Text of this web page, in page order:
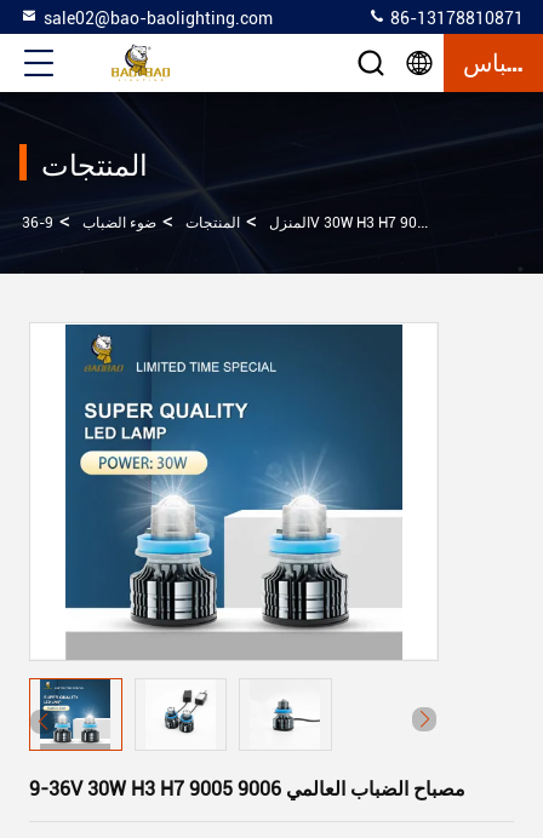
sale02@bao-baolighting.com 86-13178810871
إقتباس
المنتجات
المنزل > المنتجات > ضوء الضباب >
9-36V 30W H3 H7 9005 9006 مصباح الضباب العالمي